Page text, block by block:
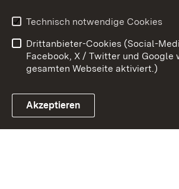
Link zum Landesportal
Barrierefreiheit
Impressum Cookies
Technisch notwendige Cookies
Drittanbieter-Cookies (Social-
Facebook, X / Twitter und Google
gesamten Webseite aktiviert.)
Akzeptieren